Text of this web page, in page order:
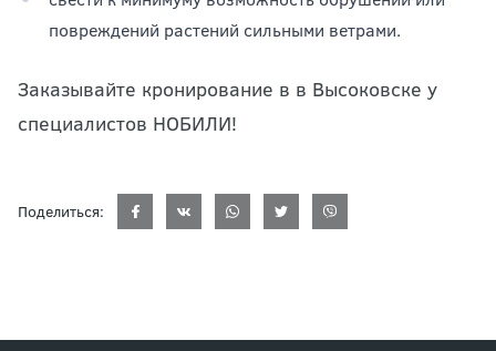
повреждений растений сильными ветрами.
Заказывайте кронирование в в Высоковске у
специалистов НОБИЛИ!
Поделиться: